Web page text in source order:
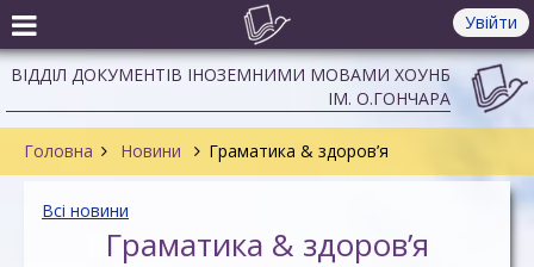
Увійти
ВІДДІЛ ДОКУМЕНТІВ ІНОЗЕМНИМИ МОВАМИ ХОУНБ
ІМ. О.ГОНЧАРА
Головна Новини Граматика & здоров’я
Всі новини
Граматика & здоров’я